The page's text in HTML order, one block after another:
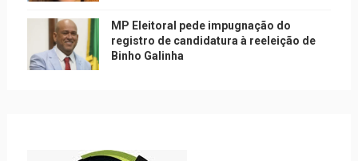
MP Eleitoral pede impugnação do
registro de candidatura à reeleição de
Binho Galinha